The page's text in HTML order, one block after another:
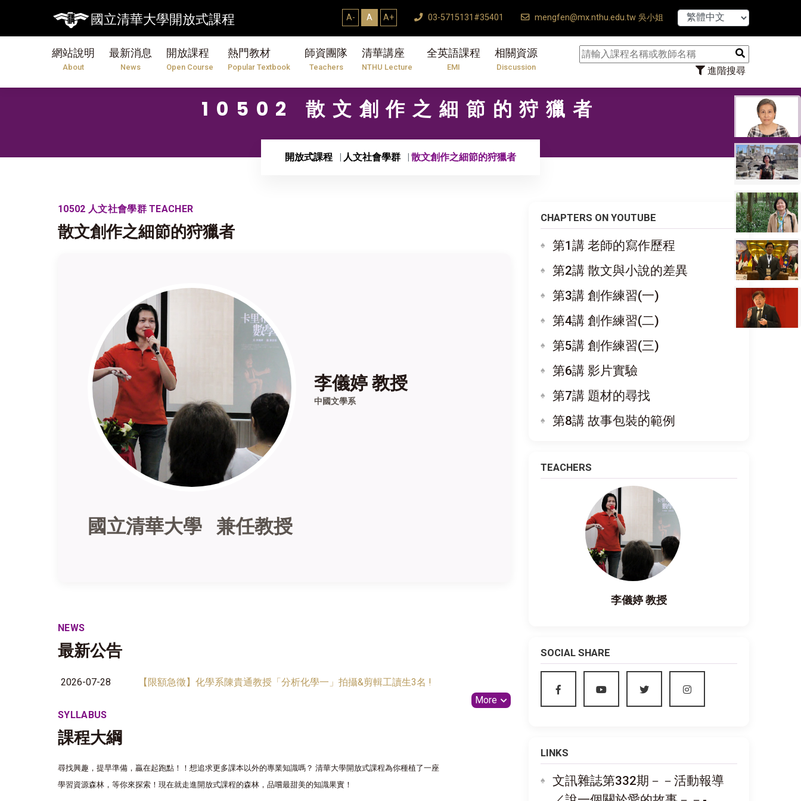
國立清華大學開放式課程 A- A A+ 03-5715131#35401 mengfen@mx.nthu.edu.tw 吳小姐
網站說明
About
最新消息
News
開放課程
Open Course
熱門教材
Popular Textbook
師資團隊
Teachers
清華講座
NTHU Lecture
全英語課程
EMI
相關資源
Discussion 進階搜尋
【7/31】114
10502 散文創作之細節的狩獵者
開放式課程 人文社會學群 散文創作之細節的狩獵者
10502 人文社會學群 TEACHER
散文創作之細節的狩獵者
李儀婷 教授
中國文學系
國立清華大學 兼任教授
NEWS
最新公告
2026-07-28
【限額急徵】化學系陳貴通教授「分析化學一」拍攝&剪輯工讀生3名 !
More
SYLLABUS
課程大綱
尋找興趣，提早準備，贏在起跑點！！想追求更多課本以外的專業知識嗎？ 清華大學開放式課程為你種植了一座
學習資源森林，等你來探索！現在就走進開放式課程的森林，品嚐最甜美的知識果實！
CHAPTERS ON YOUTUBE
第1講 老師的寫作歷程
第2講 散文與小說的差異
第3講 創作練習(一)
第4講 創作練習(二)
第5講 創作練習(三)
第6講 影片實驗
第7講 題材的尋找
第8講 故事包裝的範例
TEACHERS
李儀婷 教授
SOCIAL SHARE
LINKS
文訊雜誌第332期－－活動報導